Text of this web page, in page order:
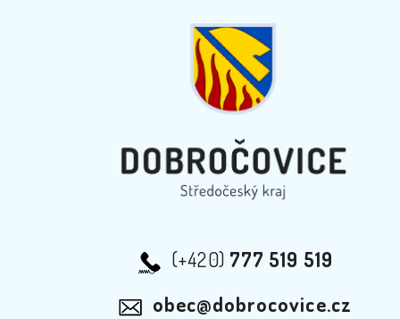
(+420) 777 519 519
obec@dobrocovice.cz